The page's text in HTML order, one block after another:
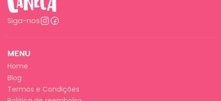
Siga-nos
MENU
Home
Blog
Termos e Condições